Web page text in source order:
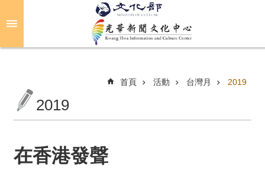
關
光
華
首頁 活動 台灣月 2019
2019
在香港發聲